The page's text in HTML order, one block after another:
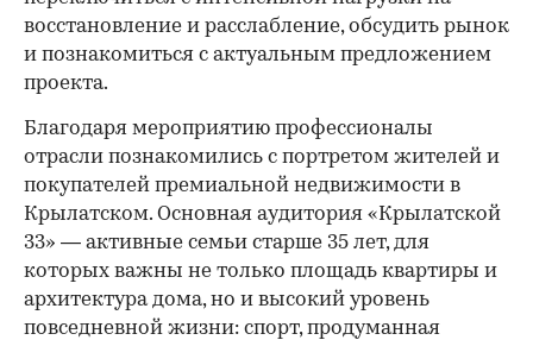
восстановление и расслабление, обсудить рынок
и познакомиться с актуальным предложением
проекта.
Благодаря мероприятию профессионалы
отрасли познакомились с портретом жителей и
покупателей премиальной недвижимости в
Крылатском. Основная аудитория «Крылатской
33» — активные семьи старше 35 лет, для
которых важны не только площадь квартиры и
архитектура дома, но и высокий уровень
повседневной жизни: спорт, продуманная